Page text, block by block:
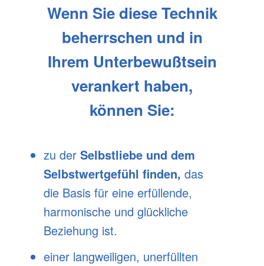
Wenn Sie diese Technik
beherrschen und in
Ihrem Unterbewußtsein
verankert haben,
können Sie:
zu der Selbstliebe und dem
Selbstwertgefühl finden, das
die Basis für eine erfüllende,
harmonische und glückliche
Beziehung ist.
einer langweiligen, unerfüllten